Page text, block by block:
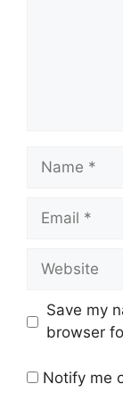
Save my
browser
Notify me